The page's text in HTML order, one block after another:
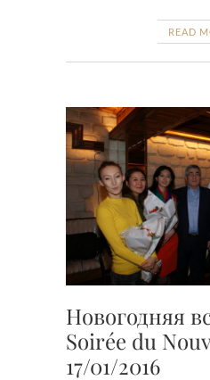
READ
Новогодняя
Soirée du
17/01/2016